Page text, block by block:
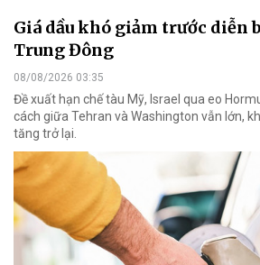
Giá dầu khó giảm trước diễn
Trung Đông
08/08/2026 03:35
Đề xuất hạn chế tàu Mỹ, Israel qua eo
cách giữa Tehran và Washington vẫn lớn,
tăng trở lại.